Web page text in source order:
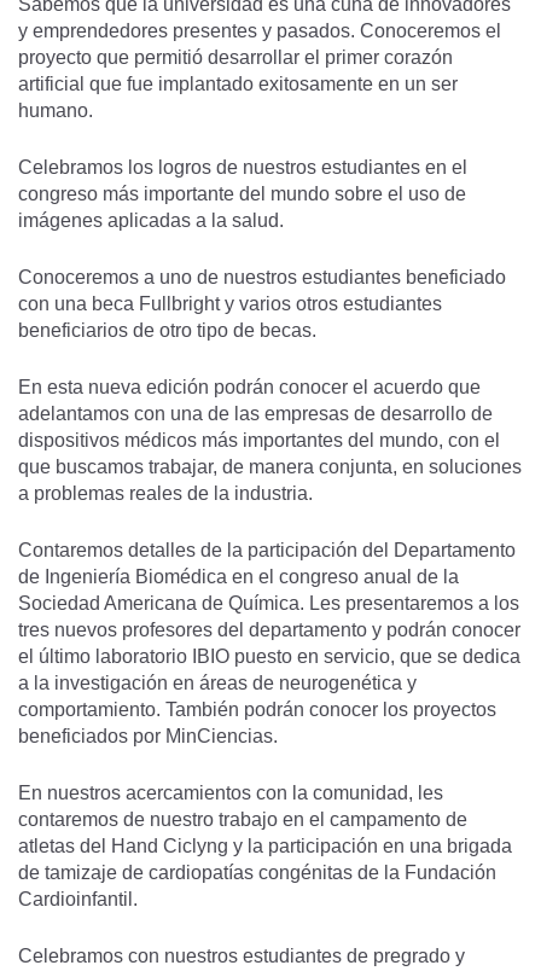
Sabemos que la universidad es una cuna de innovadores
y emprendedores presentes y pasados. Conoceremos el
proyecto que permitió desarrollar el primer corazón
artificial que fue implantado exitosamente en un ser
humano.
Celebramos los logros de nuestros estudiantes en el
congreso más importante del mundo sobre el uso de
imágenes aplicadas a la salud.
Conoceremos a uno de nuestros estudiantes beneficiado
con una beca Fullbright y varios otros estudiantes
beneficiarios de otro tipo de becas.
En esta nueva edición podrán conocer el acuerdo que
adelantamos con una de las empresas de desarrollo de
dispositivos médicos más importantes del mundo, con el
que buscamos trabajar, de manera conjunta, en soluciones
a problemas reales de la industria.
Contaremos detalles de la participación del Departamento
de Ingeniería Biomédica en el congreso anual de la
Sociedad Americana de Química. Les presentaremos a los
tres nuevos profesores del departamento y podrán conocer
el último laboratorio IBIO puesto en servicio, que se dedica
a la investigación en áreas de neurogenética y
comportamiento. También podrán conocer los proyectos
beneficiados por MinCiencias.
En nuestros acercamientos con la comunidad, les
contaremos de nuestro trabajo en el campamento de
atletas del Hand Ciclyng y la participación en una brigada
de tamizaje de cardiopatías congénitas de la Fundación
Cardioinfantil.
Celebramos con nuestros estudiantes de pregrado y